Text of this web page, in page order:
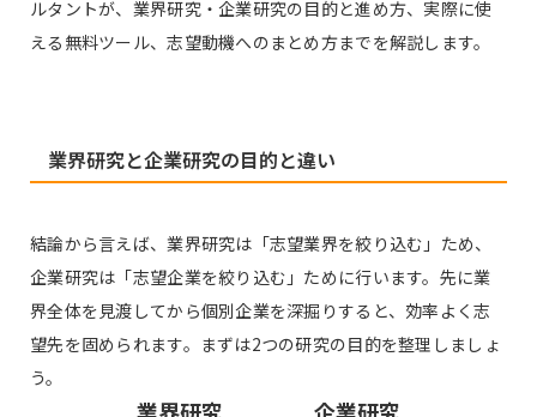
ルタントが、業界研究・企業研究の目的と進め方、実際に使
える無料ツール、志望動機へのまとめ方までを解説します。
業界研究と企業研究の目的と違い
結論から言えば、業界研究は「志望業界を絞り込む」ため、
企業研究は「志望企業を絞り込む」ために行います。先に業
界全体を見渡してから個別企業を深掘りすると、効率よく志
望先を固められます。まずは2つの研究の目的を整理しましょ
う。